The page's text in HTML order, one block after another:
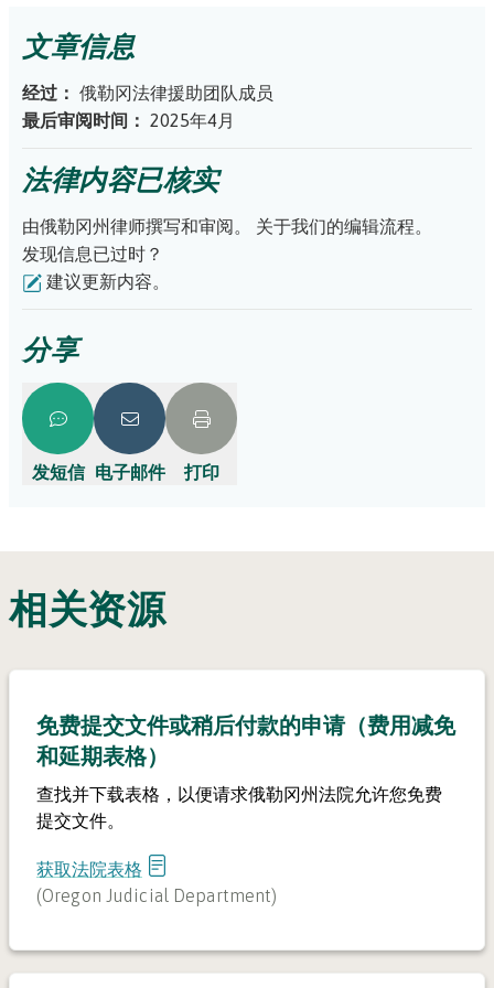
Go here to learn more about what debt collectors are not
allowed to do.
If you can prove your counterclaim, you may win money
to cover the harm they caused and your lawyer's fees.
If it's more than $50,000
been filed in regular circuit court. Sometimes cases for
lawyers cannot file in small claims court.
文章信息
经过： 俄勒冈法律援助团队成员
最后审阅时间： 2025年4月
法律内容已核实
由俄勒冈州律师撰写和审阅。
关于我们的编辑流程。
发现信息已过时？
建议更新内容。
分享
发短信 电子邮件 打印
相关资源
免费提交文件或稍后付款的申请（费用减免
和延期表格）
查找并下载表格，以便请求俄勒冈州法院允许您免费
提交文件。
获取法院表格
(Oregon Judicial Department)